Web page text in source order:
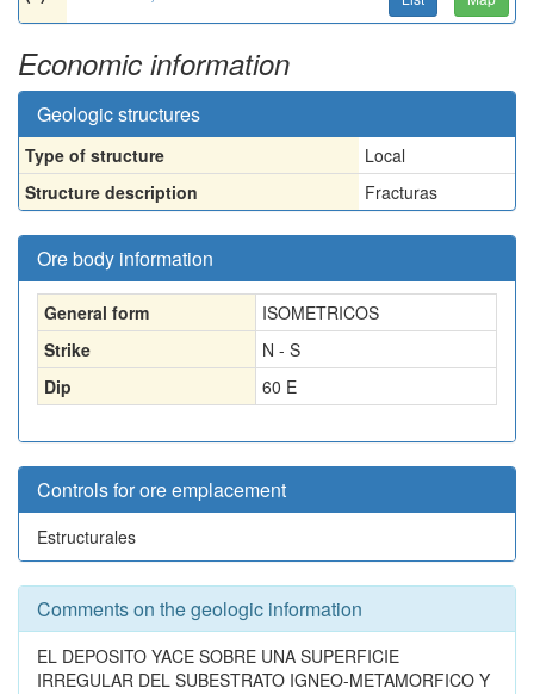
Economic information
Geologic structures
Type of structure
Local
Structure description
Fracturas
Ore body information
General form
ISOMETRICOS
Strike
N - S
Dip
60 E
Controls for ore emplacement
Estructurales
Comments on the geologic information
EL DEPOSITO YACE SOBRE UNA SUPERFICIE
IRREGULAR DEL SUBESTRATO IGNEO-METAMORFICO Y